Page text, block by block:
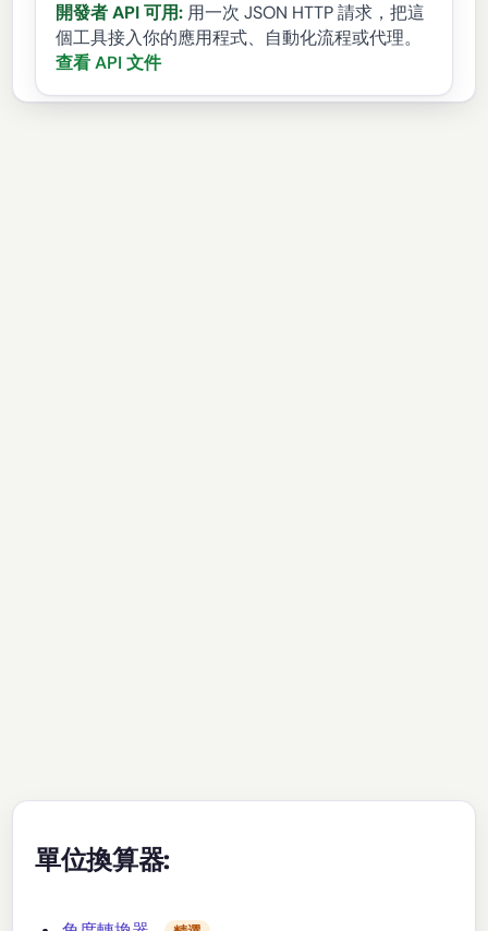
開發者 API 可用: 用一次 JSON HTTP 請求，把這
個工具接入你的應用程式、自動化流程或代理。
查看 API 文件
單位換算器: